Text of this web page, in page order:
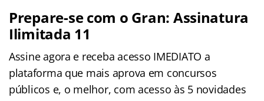
Prepare-se com o Gran: Assinatura
Ilimitada 11
Assine agora e receba acesso IMEDIATO a
plataforma que mais aprova em concursos
públicos e, o melhor, com acesso às 5 novidades